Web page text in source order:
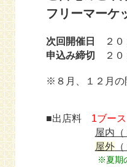
フリーマーケ
次回開催日 ２０
申込み締切
２
※８月、１２月の
■出店料 1ブース
屋内
屋外（
※夏期の開催日